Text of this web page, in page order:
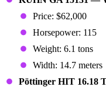
Price: $62,000
Horsepower: 115
Weight: 6.1 tons
Width: 14.7 meters
Pöttinger HIT 16.18